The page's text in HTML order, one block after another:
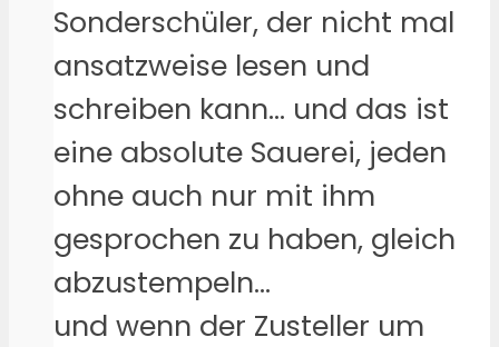
Sonderschüler, der nicht mal
ansatzweise lesen und
schreiben kann… und das ist
eine absolute Sauerei, jeden
ohne auch nur mit ihm
gesprochen zu haben, gleich
abzustempeln…
und wenn der Zusteller um